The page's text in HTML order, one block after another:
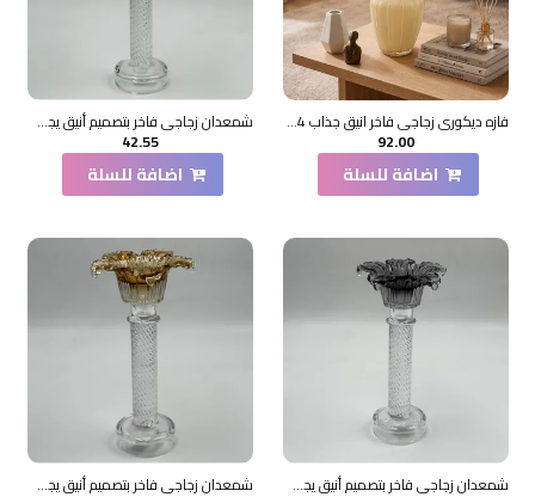
فازه ديكوري زجاجي فاخر انيق جذاب 24×10×10سم
92.00
اضافة للسلة
شمعدان زجاجي فاخر بتصميم أنيق يجمع بين الطابع الكلاسيكي واللمسات العصرية25×11×11سم
42.55
اضافة للسلة
شمعدان زجاجي فاخر بتصميم أنيق يجمع بين الطابع الكلاسيكي واللمسات العصرية25×11×11سم شمعدان زجاجي فاخر بتصميم أنيق يجمع بين الطابع الكلاسيكي واللمسات العصرية25×11×11سم